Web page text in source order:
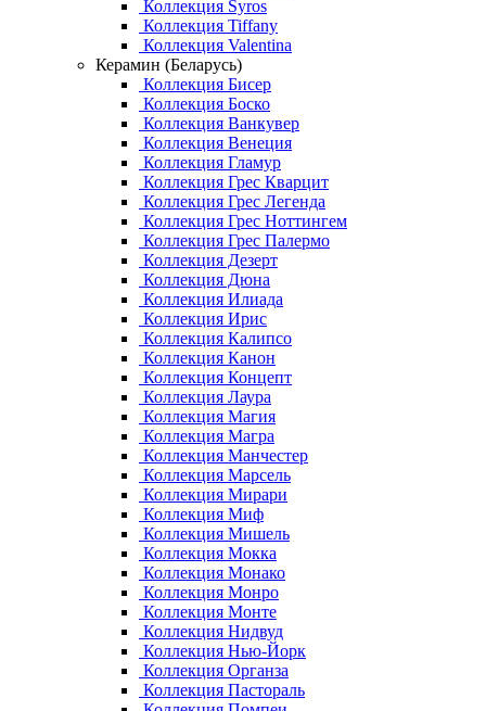
Коллекция Syros
Коллекция Tiffany
Коллекция Valentina
Керамин (Беларусь)
Коллекция Бисер
Коллекция Боско
Коллекция Ванкувер
Коллекция Венеция
Коллекция Гламур
Коллекция Грес Кварцит
Коллекция Грес Легенда
Коллекция Грес Ноттингем
Коллекция Грес Палермо
Коллекция Дезерт
Коллекция Дюна
Коллекция Илиада
Коллекция Ирис
Коллекция Калипсо
Коллекция Канон
Коллекция Концепт
Коллекция Лаура
Коллекция Магия
Коллекция Магра
Коллекция Манчестер
Коллекция Марсель
Коллекция Мирари
Коллекция Миф
Коллекция Мишель
Коллекция Мокка
Коллекция Монако
Коллекция Монро
Коллекция Монте
Коллекция Нидвуд
Коллекция Нью-Йорк
Коллекция Органза
Коллекция Пастораль